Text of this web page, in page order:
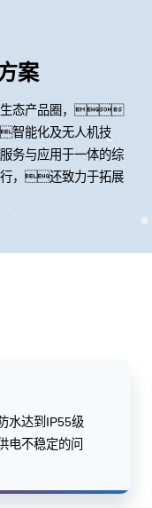
案
生态产品圈，
能化及无人机技
与应用于一体的综
，还致力于拓展
达到IP55级
不稳定的问